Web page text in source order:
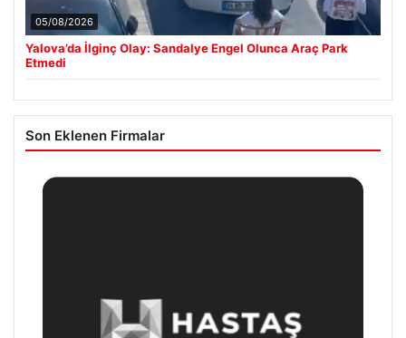
05/08/2026
Yalova’da İlginç Olay: Sandalye Engel Olunca Araç Park
Etmedi
Son Eklenen Firmalar